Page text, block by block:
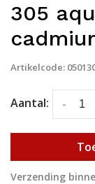
305
Artikelcode:
Aantal: -
Verzending